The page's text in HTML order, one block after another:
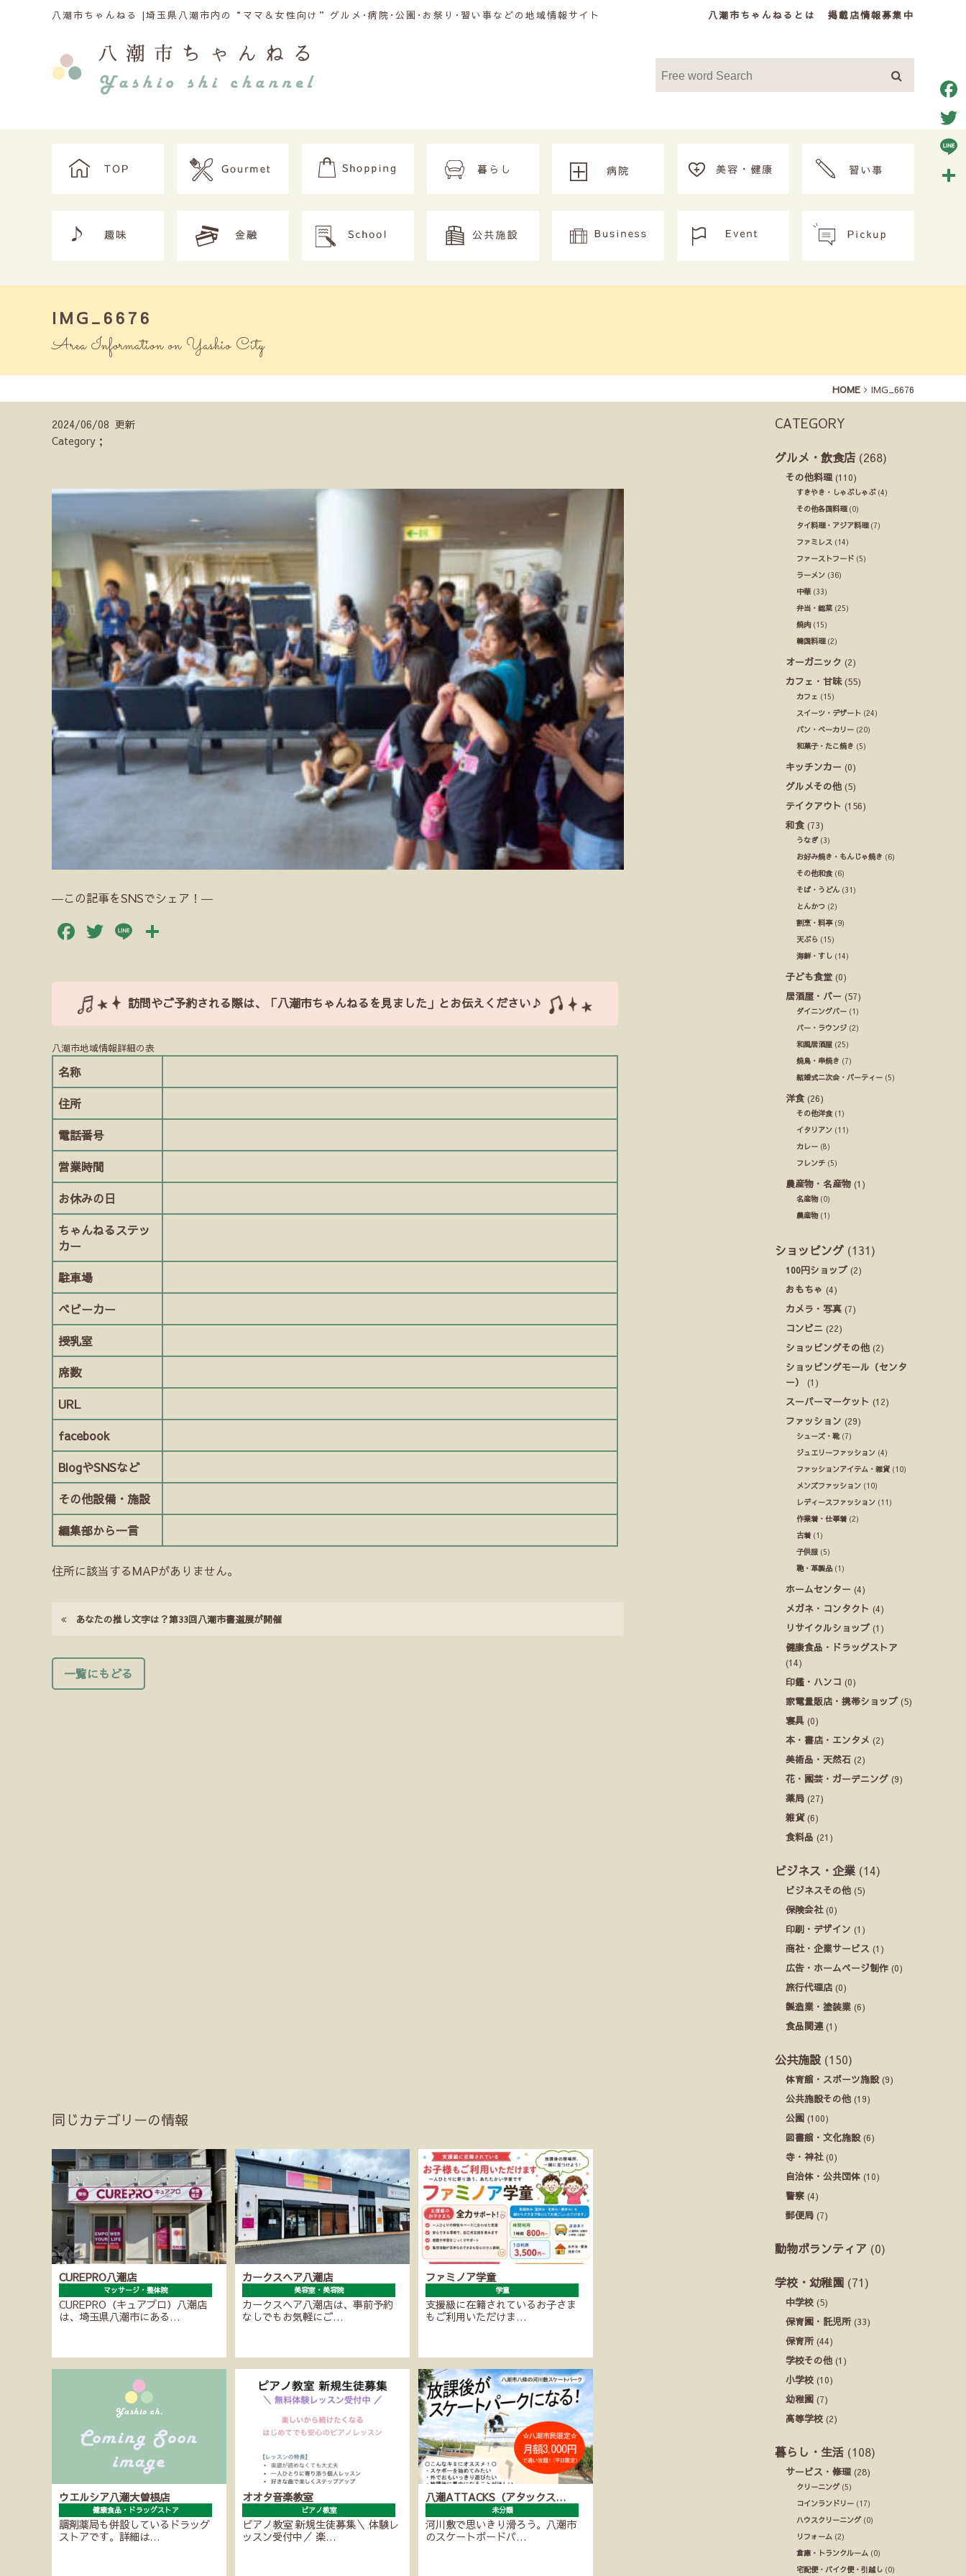
八潮市ちゃんねるとは 掲載店情報募集中
八潮市ちゃんねる |埼玉県八潮市内の“ママ＆女性向け”グルメ･病院･公園･お祭り･習い事などの地域情報サイト
IMG_6676
Area Information on Yashio City
HOME IMG_6676
2024/06/08 更新
Category；
―この記事をSNSでシェア！―
Facebook
Twitter
Line
訪問やご予約される際は、「八潮市ちゃんねるを見ました」とお伝えください♪
八潮市地域情報詳細の表
名称
住所
電話番号
営業時間
お休みの日
ちゃんねるステッ
カー
駐車場
ベビーカー
授乳室
席数
URL
facebook
BlogやSNSなど
その他設備・施設
編集部から一言
住所に該当するMAPがありません。
あなたの推し文字は？第33回八潮市書道展が開催
一覧にもどる
同じカテゴリーの情報
CUREPRO八潮店
マッサージ・整体院
CUREPRO（キュアプロ）八潮店
は、埼玉県八潮市にある…
カークスヘア八潮店
美容室・美容院
カークスヘア八潮店は、事前予約
なしでもお気軽にご…
ファミノア学童
学童
支援級に在籍されているお子さま
もご利用いただけま…
ウエルシア八潮大曽根店
健康食品・ドラッグストア
調剤薬局も併設しているドラッグ
ストアです。詳細は…
オオタ音楽教室
ピアノ教室
ピアノ教室 新規生徒募集＼ 体験レ
ッスン受付中／ 楽…
八潮ATTACKS（アタックス…
未分類
河川敷で思いきり滑ろう。八潮市
のスケートボードパ…
CATEGORY
グルメ・飲食店 (268)
その他料理 (110)
すきやき・しゃぶしゃぶ(4)
その他各国料理(0)
タイ料理・アジア料理(7)
ファミレス (14)
ファーストフード (5)
ラーメン (36)
中華(33)
弁当・総菜 (25)
焼肉 (15)
韓国料理(2)
オーガニック (2)
カフェ・甘味(55)
カフェ (15)
スイーツ・デザート (24)
パン・ベーカリー (20)
和菓子・たこ焼き (5)
キッチンカー (0)
グルメその他 (5)
テイクアウト (156)
和食 (73)
うなぎ(3)
お好み焼き・もんじゃ焼き (6)
その他和食(6)
そば・うどん (31)
とんかつ (2)
割烹・料亭(9)
天ぷら (15)
海鮮・すし (14)
子ども食堂 (0)
居酒屋・バー (57)
ダイニングバー (1)
バー・ラウンジ (2)
和風居酒屋 (25)
焼鳥・串焼き (7)
結婚式ニ次会・パーティー (5)
洋食 (26)
その他洋食(1)
イタリアン (11)
カレー (8)
フレンチ (5)
農産物・名産物 (1)
名産物(0)
農産物(1)
ショッピング (131)
100円ショップ (2)
おもちゃ (4)
カメラ・写真 (7)
コンビニ (22)
ショッピングその他 (2)
ショッピングモール（センタ
ー）
(1)
スーパーマーケット (12)
ファッション (29)
シューズ・靴(7)
ジュエリーファッション (4)
ファッションアイテム・雑貨 (10)
メンズファッション (10)
レディースファッション (11)
作業着・仕事着 (2)
古着 (1)
子供服 (5)
鞄・革製品 (1)
ホームセンター (4)
メガネ・コンタクト (4)
リサイクルショップ (1)
健康食品・ドラッグストア
(14)
印鑑・ハンコ (0)
家電量販店・携帯ショップ (5)
寝具 (0)
本・書店・エンタメ (2)
美術品・天然石 (2)
花・園芸・ガーデニング (9)
薬局 (27)
雑貨(6)
食料品 (21)
ビジネス・企業 (14)
ビジネスその他 (5)
保険会社(0)
印刷・デザイン (1)
商社・企業サービス (1)
広告・ホームページ制作 (0)
旅行代理店 (0)
製造業・塗装業 (6)
食品関連 (1)
公共施設 (150)
体育館・スポーツ施設(9)
公共施設その他 (19)
公園 (100)
図書館・文化施設(6)
寺・神社(0)
自治体・公共団体 (10)
警察 (4)
郵便局 (7)
動物ボランティア (0)
学校・幼稚園 (71)
中学校 (5)
保育園・託児所(33)
保育所(44)
学校その他 (1)
小学校 (10)
幼稚園 (7)
高等学校 (2)
暮らし・生活 (108)
サービス・修理 (28)
クリーニング(5)
コインランドリー (17)
ハウスクリーニング(0)
リフォーム (2)
倉庫・トランクルーム (0)
宅配便・バイク便・引越し (0)
Line